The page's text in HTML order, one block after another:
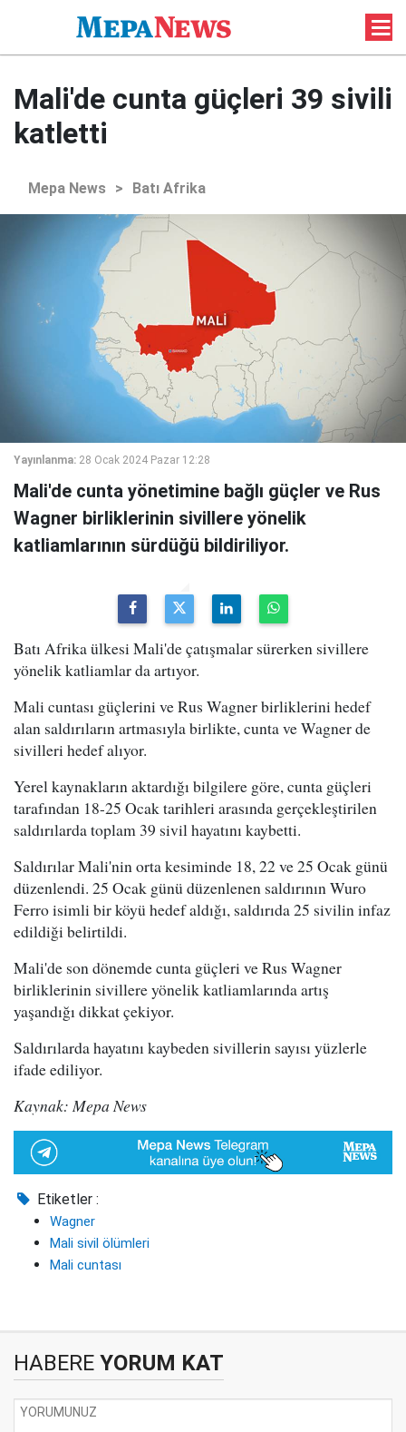
Mali'de cunta güçleri 39 sivili
katletti
Mepa News > Batı Afrika
Yayınlanma: 28 Ocak 2024 Pazar 12:28
Mali'de cunta yönetimine bağlı güçler ve Rus
Wagner birliklerinin sivillere yönelik
katliamlarının sürdüğü bildiriliyor.
Batı Afrika ülkesi Mali'de çatışmalar sürerken sivillere
yönelik katliamlar da artıyor.
Mali cuntası güçlerini ve Rus Wagner birliklerini hedef
alan saldırıların artmasıyla birlikte, cunta ve Wagner de
sivilleri hedef alıyor.
Yerel kaynakların aktardığı bilgilere göre, cunta güçleri
tarafından 18-25 Ocak tarihleri arasında gerçekleştirilen
saldırılarda toplam 39 sivil hayatını kaybetti.
Saldırılar Mali'nin orta kesiminde 18, 22 ve 25 Ocak günü
düzenlendi. 25 Ocak günü düzenlenen saldırının Wuro
Ferro isimli bir köyü hedef aldığı, saldırıda 25 sivilin infaz
edildiği belirtildi.
Mali'de son dönemde cunta güçleri ve Rus Wagner
birliklerinin sivillere yönelik katliamlarında artış
yaşandığı dikkat çekiyor.
Saldırılarda hayatını kaybeden sivillerin sayısı yüzlerle
ifade ediliyor.
Kaynak: Mepa News
Etiketler :
Wagner
Mali sivil ölümleri
Mali cuntası
HABERE YORUM KAT